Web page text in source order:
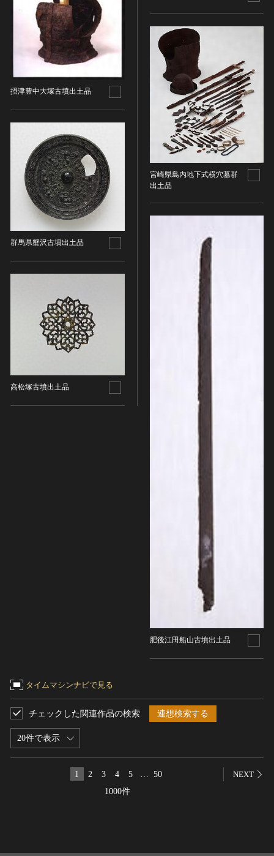
摂津豊中大塚古墳出土品
群馬県蟹沢古墳出土品
高松塚古墳出土品
宮崎県島内地下式横穴墓群
出土品
肥後江田船山古墳出土品
タイムマシンナビで見る
20件で表示
チェックした関連作品の検索 連想検索する
1000件
1 2 3 4 5 50 NEXT
染織
陶芸
その他
生活文化
生活文化（食文化を除く）
民俗
有形民俗文化財
無形民俗文化財
史跡
古墳
社寺跡又は旧境内
城跡
その他
庭園
渓谷・渓流
海浜
その他
天然記念物
動物
民俗芸能